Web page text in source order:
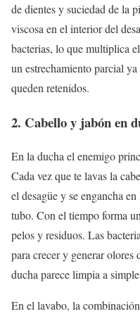
de dientes y suciedad de la
viscosa en el interior del
bacterias, lo que multiplica
un estrechamiento parcial
queden retenidos.
2. Cabello y jabón en
En la ducha el enemigo
Cada vez que te lavas la
el desagüe y se engancha
tubo. Con el tiempo forma
pelos y residuos. Las
para crecer y generar olores
ducha parece limpia a
En el lavabo, la